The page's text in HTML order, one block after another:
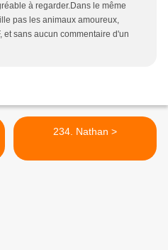
à regarder.Dans le même
pas les animaux amoureux,
et sans aucun commentaire d'un
234. Nathan >